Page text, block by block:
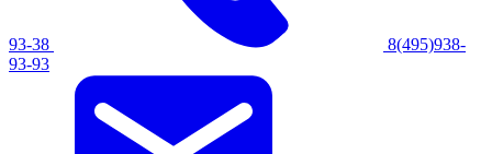
93-38
8(495)938-
93-93